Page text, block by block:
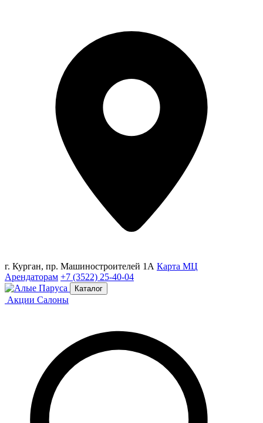
г. Курган, пр. Машиностроителей 1А Карта МЦ
Арендаторам +7 (3522) 25-40-04
Каталог
Акции Салоны